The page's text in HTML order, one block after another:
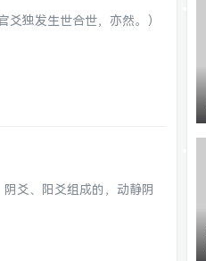
独发生世合世，亦然。）
爻、阳爻组成的，动静阴